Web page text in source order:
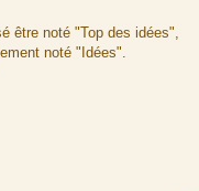
être noté "Top des idées",
noté "Idées".